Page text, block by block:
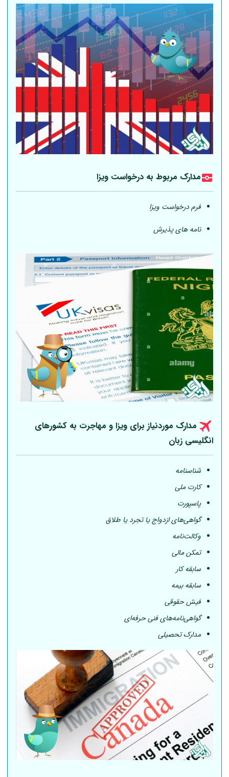
مدارک مربوط به درخواست ویزا
فرم درخواست ویزا
نامه های پذیرش
مدارک موردنیاز برای ویزا و مهاجرت به کشورهای
انگلیسی زبان
شناسنامه
کارت ملی
پاسپورت
گواهی‌های ازدواج یا تجرد یا طلاق
وکالت‌نامه
تمکن مالی
سابقه کار
سابقه بیمه
فیش حقوقی
گواهی‌نامه‌های فنی حرفه‌ای
مدارک تحصیلی